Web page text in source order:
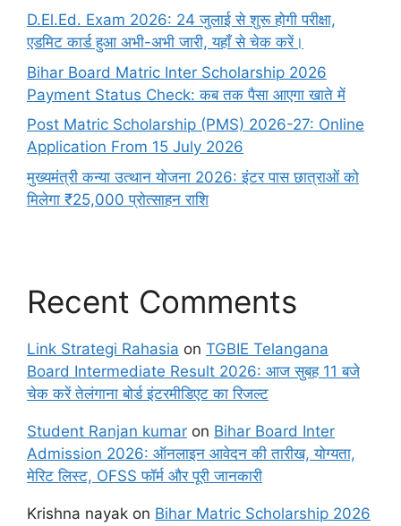
D.El.Ed. Exam 2026: 24 जुलाई से शुरू होगी परीक्षा,
एडमिट कार्ड हुआ अभी-अभी जारी, यहाँ से चेक करें।
Bihar Board Matric Inter Scholarship 2026
Payment Status Check: कब तक पैसा आएगा खाते में
Post Matric Scholarship (PMS) 2026-27: Online
Application From 15 July 2026
मुख्यमंत्री कन्या उत्थान योजना 2026: इंटर पास छात्राओं को
मिलेगा ₹25,000 प्रोत्साहन राशि
Recent Comments
Link Strategi Rahasia on TGBIE Telangana
Board Intermediate Result 2026: आज सुबह 11 बजे
चेक करें तेलंगाना बोर्ड इंटरमीडिएट का रिजल्ट
Student Ranjan kumar on Bihar Board Inter
Admission 2026: ऑनलाइन आवेदन की तारीख, योग्यता,
मेरिट लिस्ट, OFSS फॉर्म और पूरी जानकारी
Krishna nayak on Bihar Matric Scholarship 2026